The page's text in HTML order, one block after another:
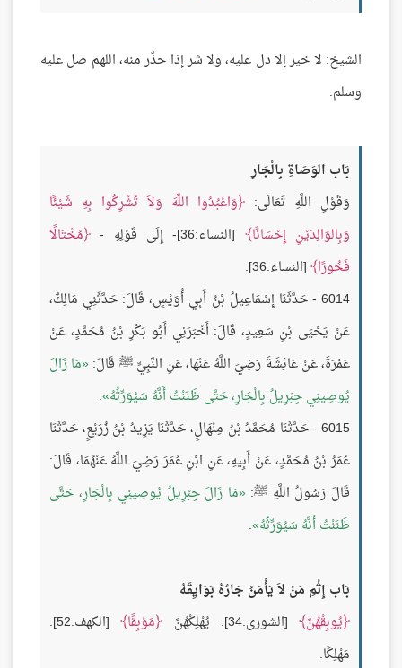
الشيخ: لا خير إلا دل عليه، ولا شر إذا حذّر منه، اللهم صل عليه
وسلم.
بَاب الوَصَاةِ بِالْجَارِ
وَقَوْلِ اللَّهِ تَعَالَى:
وَاعْبُدُوا اللَّهَ وَلاَ تُشْرِكُوا بِهِ شَيْئًا
وَبِالوَالِدَيْنِ إِحْسَانًا
[النساء:36]- إِلَى قَوْلِهِ -
مُخْتَالًا
فَخُورًا [النساء:36].
6014 - حَدَّثَنَا إِسْمَاعِيلُ بْنُ أَبِي أُوَيْسٍ، قَالَ: حَدَّثَنِي مَالِكٌ،
عَنْ يَحْيَى بْنِ سَعِيدٍ، قَالَ: أَخْبَرَنِي أَبُو بَكْرِ بْنُ مُحَمَّدٍ، عَنْ
عَمْرَةَ، عَنْ عَائِشَةَ رَضِيَ اللَّهُ عَنْهَا، عَنِ النَّبِيِّ ﷺ قَالَ: مَا زَالَ
يُوصِينِي جِبْرِيلُ بِالْجَارِ، حَتَّى ظَنَنْتُ أَنَّهُ سَيُوَرِّثُهُ .
6015 - حَدَّثَنَا مُحَمَّدُ بْنُ مِنْهَالٍ، حَدَّثَنَا يَزِيدُ بْنُ زُرَيْعٍ، حَدَّثَنَا
عُمَرُ بْنُ مُحَمَّدٍ، عَنْ أَبِيهِ، عَنِ ابْنِ عُمَرَ رَضِيَ اللَّهُ عَنْهُمَا، قَالَ:
قَالَ رَسُولُ اللَّهِ ﷺ: مَا زَالَ جِبْرِيلُ يُوصِينِي بِالْجَارِ، حَتَّى
ظَنَنْتُ أَنَّهُ سَيُوَرِّثُهُ .
بَاب إِثْمِ مَنْ لاَ يَأْمَنُ جَارُهُ بَوَايِقَهُ
يُوبِقْهُنَّ
[الشورى:34]: يُهْلِكْهُنَّ مَوْبِقًا
[الكهف:52]:
مَهْلِكًا.